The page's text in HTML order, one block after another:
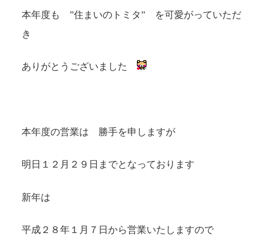
本年度も ”住まいのトミタ” を可愛がっていただ
き
ありがとうございました
本年度の営業は 勝手を申しますが
明日１２月２９日までとなっております
新年は
平成２８年１月７日から営業いたしますので